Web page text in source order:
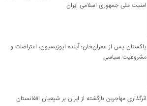
امنیت ملی جمهوری اسلامی ایران
پاکستان پس از عمران‌خان؛ آینده اپوزیسیون، اعتراضات و
مشروعیت سیاسی
اثرگذاری مهاجرین بازگشته از ایران بر شیعیان افغانستان